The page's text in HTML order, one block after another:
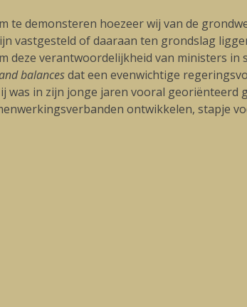
demonsteren hoezeer wij van de
vastgesteld of daaraan ten grondslag
deze verantwoordelijkheid van ministers
balancesdat een evenwichtige
in zijn jonge jaren vooral georiënteerd
ontwikkelen, stapje